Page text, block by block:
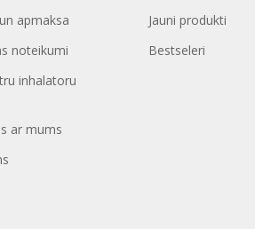
apmaksa
noteikumi
inhalatoru
ar mums
Jauni produkti
Bestseleri